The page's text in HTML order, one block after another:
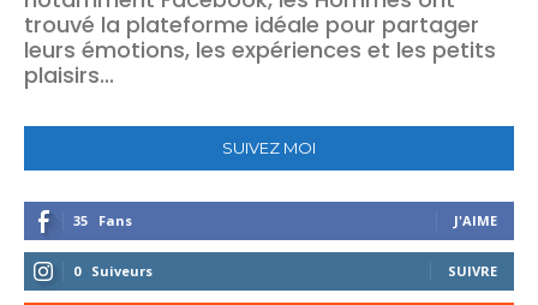
trouvé la plateforme idéale pour partager
leurs émotions, les expériences et les petits
plaisirs...
SUIVEZ MOI
35 Fans J'AIME
0 Suiveurs SUIVRE